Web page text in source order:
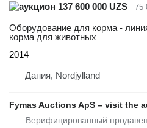
137 600 000 UZS
75
Оборудование для корма -
корма для животных
2014
Дания, Nordjylland